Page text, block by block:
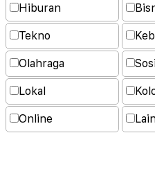
Hiburan
Tekno
Olahraga
Lokal
Online